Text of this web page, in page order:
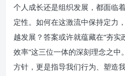
个人成长还是组织发展，都面临
定性。如何在这激流中保持定力
越发展？答案或许就蕴藏在“夯
效率”这三位一体的深刻理念之中
方针，更是指导我们行为、塑造